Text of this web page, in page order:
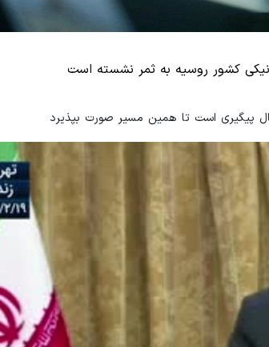
کشور روسیه به ثمر نشسته است
پیگیری است تا همین مسیر صورت بپذیرد